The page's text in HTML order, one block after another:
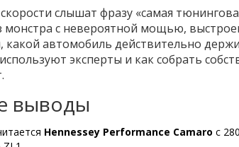
слышат фразу «самая
монстра с невероятной мощью,
какой автомобиль действительно
эксперты и как собрать
выводы
Hennessey Performance Camaro с